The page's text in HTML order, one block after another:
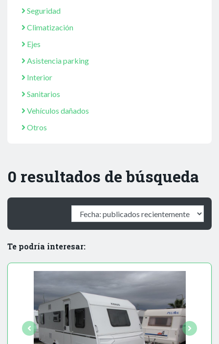
Seguridad
Climatización
Ejes
Asistencia parking
Interior
Sanitarios
Vehículos dañados
Otros
0 resultados de búsqueda
Te podría interesar: